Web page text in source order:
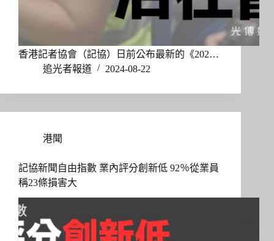
香港記者協會（記協）日前公布最新的《202…
追光者報道
2024-08-22
港聞
記協新聞自由指數 業內評分創新低 92％從業員
稱23條損害大